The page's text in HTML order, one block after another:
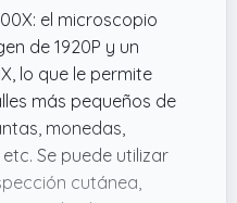
con la cantidad
cada detalle,
iluminación
el microscopio
de 1920P y un
lo que le permite
más pequeños de
monedas,
Se puede utilizar
cutánea,